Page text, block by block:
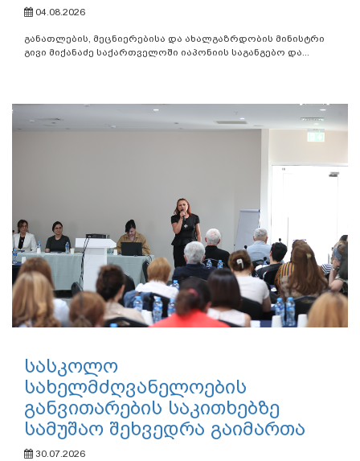
04.08.2026
განათლების, მეცნიერებისა და ახალგაზრდობის მინისტრი
გივი მიქანაძე საქართველოში იაპონიის საგანგებო და...
სასკოლო
სახელმძღვანელოების
განვითარების საკითხებზე
სამუშაო შეხვედრა გაიმართა
30.07.2026